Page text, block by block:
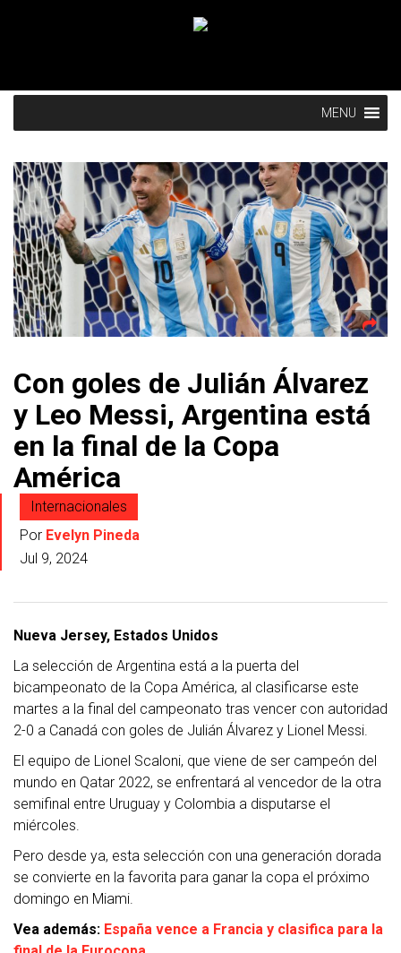
MENU
Con goles de Julián Álvarez
y Leo Messi, Argentina está
en la final de la Copa
América
Internacionales
Por Evelyn Pineda
Jul 9, 2024
Nueva Jersey, Estados Unidos
La selección de Argentina está a la puerta del
bicampeonato de la Copa América, al clasificarse este
martes a la final del campeonato tras vencer con autoridad
2-0 a Canadá con goles de Julián Álvarez y Lionel Messi.
El equipo de Lionel Scaloni, que viene de ser campeón del
mundo en Qatar 2022, se enfrentará al vencedor de la otra
semifinal entre Uruguay y Colombia a disputarse el
miércoles.
Pero desde ya, esta selección con una generación dorada
se convierte en la favorita para ganar la copa el próximo
domingo en Miami.
Vea además: España vence a Francia y clasifica para la